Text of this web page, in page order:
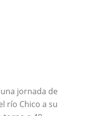
jornada de
río Chico a su